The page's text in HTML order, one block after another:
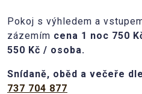
Pokoj s výhledem a
zázemím cena 1 noc 750
550 Kč / osoba.
Snídaně, oběd a večeře
737 704 877